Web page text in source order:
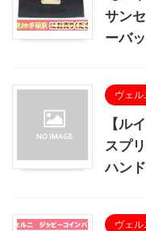
サン
ーバ
ヴェル
【ル
スプ
ハン
ヴェル